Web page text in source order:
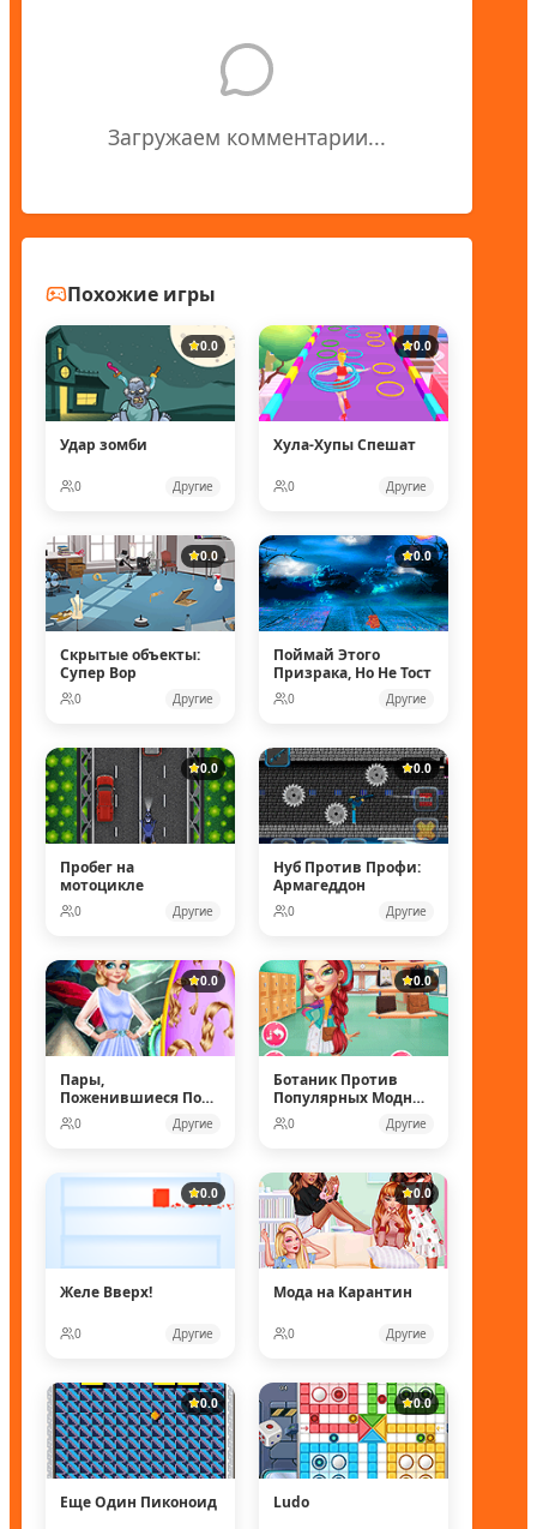
Загружаем комментарии...
Похожие игры
0.0
Удар зомби
0 Другие
0.0
Хула-Хупы Спешат
0 Другие
0.0
Скрытые объекты:
Супер Вор
0 Другие
0.0
Поймай Этого
Призрака, Но Не Тост
0 Другие
0.0
Пробег на
мотоцикле
0 Другие
0.0
Нуб Против Профи:
Армагеддон
0 Другие
0.0
Пары,
Поженившиеся Под
Водой
0 Другие
0.0
Ботаник Против
Популярных Модных
Кукол
0 Другие
0.0
Желе Вверх!
0 Другие
0.0
Мода на Карантин
0 Другие
0.0
Еще Один Пиконоид
0.0
Ludo